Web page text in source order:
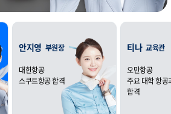
안지영 부원장
대한항공
스쿠트항공 합격
티나 교육관
오만항공
주요 대학 항공
합격